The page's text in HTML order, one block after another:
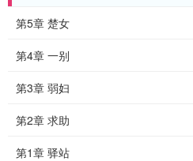
第5章 楚女
第4章 一别
第3章 弱妇
第2章 求助
第1章 驿站